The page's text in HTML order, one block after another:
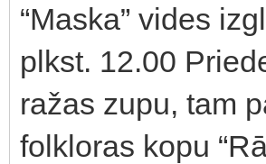
“Maska” vides
plkst. 12.00
ražas zupu, tam
folkloras kopu